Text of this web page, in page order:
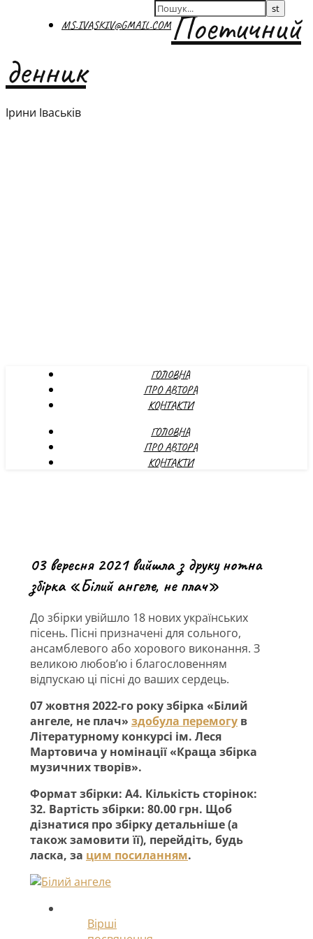
MS.IVASKIV@GMAIL.COMПоетичний
денник
Ірини Іваськів
ГОЛОВНА
ПРО АВТОРА
КОНТАКТИ
ГОЛОВНА
ПРО АВТОРА
КОНТАКТИ
03 вересня 2021 вийшла з друку нотна
збірка «Білий ангеле, не плач»
До збірки увійшло 18 нових українських
пісень. Пісні призначені для сольного,
ансамблевого або хорового виконання. З
великою любов’ю і благословенням
відпускаю ці пісні до ваших сердець.
07 жовтня 2022-го року збірка «Білий
ангеле, не плач» здобула перемогу в
Літературному конкурсі ім. Леся
Мартовича у номінації «Краща збірка
музичних творів».
Формат збірки: А4. Кількість сторінок:
32. Вартість збірки: 80.00 грн. Щоб
дізнатися про збірку детальніше (а
також замовити її), перейдіть, будь
ласка, за цим посиланням.
Вірші